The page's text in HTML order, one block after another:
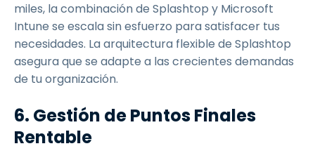
miles, la combinación de Splashtop y Microsoft
Intune se escala sin esfuerzo para satisfacer tus
necesidades. La arquitectura flexible de Splashtop
asegura que se adapte a las crecientes demandas
de tu organización.
6. Gestión de Puntos Finales
Rentable